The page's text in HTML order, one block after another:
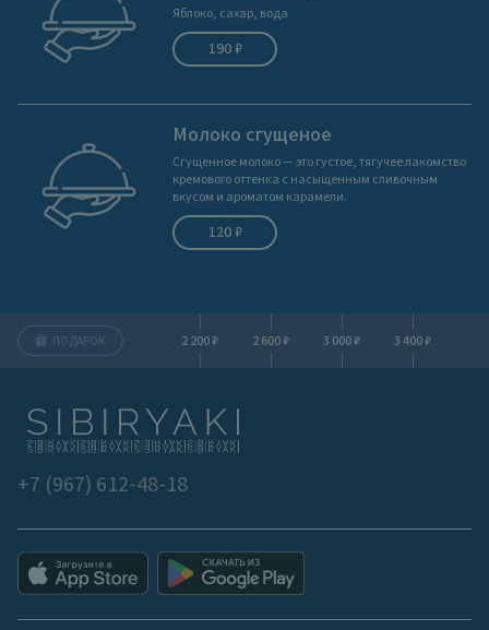
Яблоко, сахар, вода
190 ₽
Молоко сгущеное
Сгущенное молоко — это густое, тягучее лакомство
кремового оттенка с насыщенным сливочным
вкусом и ароматом карамели.
120 ₽
ПОДАРОК 2 200 ₽ 2 600 ₽ 3 000 ₽ 3 400 ₽
+7 (967) 612-48-18